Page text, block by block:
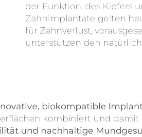
der Funktion, des Kiefers
Zahnimplantate gelten
für Zahnverlust,
unterstützen den
biokompatible
kombiniert und
und nachhaltige